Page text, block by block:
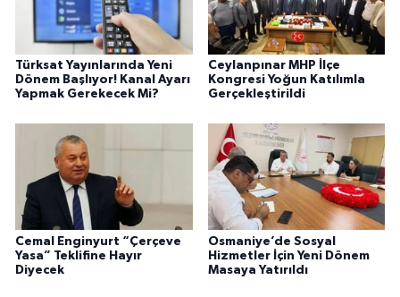
Türksat Yayınlarında Yeni
Dönem Başlıyor! Kanal Ayarı
Yapmak Gerekecek Mi?
Ceylanpınar MHP İlçe
Kongresi Yoğun Katılımla
Gerçekleştirildi
Cemal Enginyurt “Çerçeve
Yasa” Teklifine Hayır
Diyecek
Osmaniye’de Sosyal
Hizmetler İçin Yeni Dönem
Masaya Yatırıldı